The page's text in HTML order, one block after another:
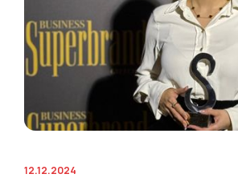
12.12.2024